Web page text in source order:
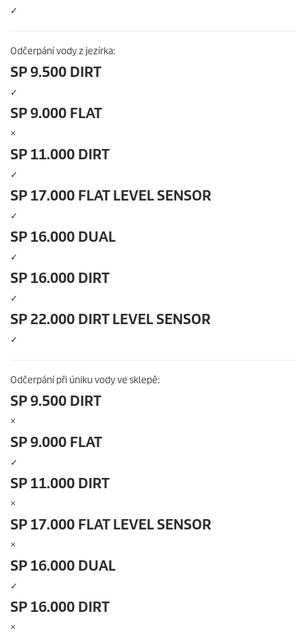
✓
Odčerpání vody z jezírka:
SP 9.500 DIRT
✓
SP 9.000 FLAT
×
SP 11.000 DIRT
✓
SP 17.000 FLAT LEVEL SENSOR
✓
SP 16.000 DUAL
✓
SP 16.000 DIRT
✓
SP 22.000 DIRT LEVEL SENSOR
✓
Odčerpání při úniku vody ve sklepě:
SP 9.500 DIRT
×
SP 9.000 FLAT
✓
SP 11.000 DIRT
×
SP 17.000 FLAT LEVEL SENSOR
×
SP 16.000 DUAL
✓
SP 16.000 DIRT
×